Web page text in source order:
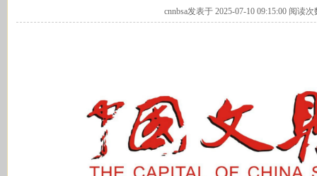
cnnbsa发表于 2025-07-10 09:15:00 阅读次